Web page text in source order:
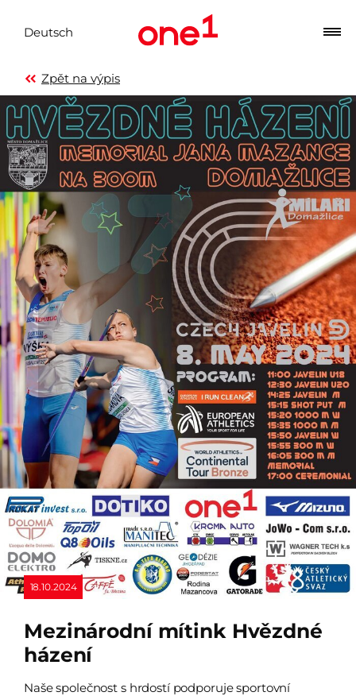
Deutsch
Zpět na výpis
18.10.2024
Mezinárodní mítink Hvězdné
házení
Naše společnost s hrdostí podporuje sportovní